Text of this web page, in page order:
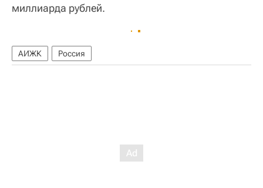
миллиарда рублей.
АИЖК Россия